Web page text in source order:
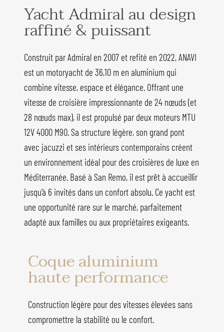
Yacht Admiral au design
raffiné & puissant
Construit par Admiral en 2007 et refité en 2022, ANAVI
est un motoryacht de 36,10 m en aluminium qui
combine vitesse, espace et élégance. Offrant une
vitesse de croisière impressionnante de 24 nœuds (et
28 nœuds max), il est propulsé par deux moteurs MTU
12V 4000 M90. Sa structure légère, son grand pont
avec jacuzzi et ses intérieurs contemporains créent
un environnement idéal pour des croisières de luxe en
Méditerranée. Basé à San Remo, il est prêt à accueillir
jusqu’à 6 invités dans un confort absolu. Ce yacht est
une opportunité rare sur le marché, parfaitement
adapté aux familles ou aux propriétaires exigeants.
Coque aluminium
haute performance
Construction légère pour des vitesses élevées sans
compromettre la stabilité ou le confort.